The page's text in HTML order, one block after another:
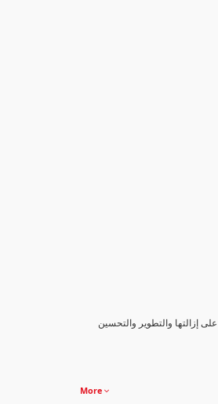
إزالتها والتطوير والتحسين
More